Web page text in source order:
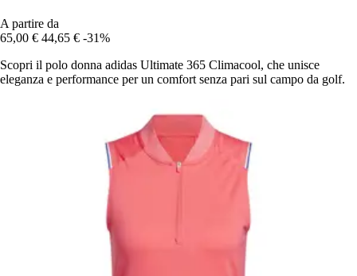
A partire da
65,00 € 44,65 € -31%
Scopri il polo donna adidas Ultimate 365 Climacool, che unisce
eleganza e performance per un comfort senza pari sul campo da golf.